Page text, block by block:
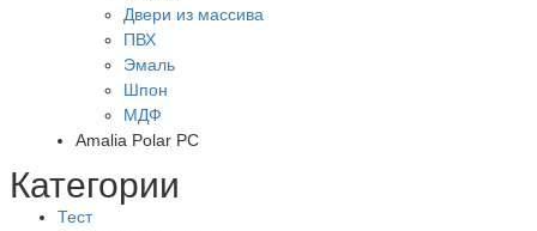
Двери из массива
ПВХ
Эмаль
Шпон
МДФ
Amalia Polar PC
Категории
Тест